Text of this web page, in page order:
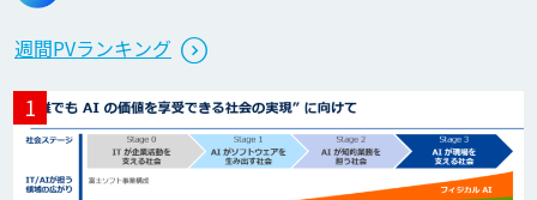
JAPAN AI CONSULTING
帳票読み取り・自動仕訳AIエージェント
週間PVランキング